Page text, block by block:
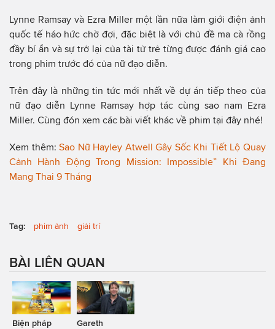
Lynne Ramsay và Ezra Miller một lần nữa làm giới điện ảnh
quốc tế háo hức chờ đợi, đặc biệt là với chủ đề ma cà rồng
đầy bí ẩn và sự trở lại của tài tử trẻ từng được đánh giá cao
trong phim trước đó của nữ đạo diễn.
Trên đây là những tin tức mới nhất về dự án tiếp theo của
nữ đạo diễn Lynne Ramsay hợp tác cùng sao nam Ezra
Miller. Cùng đón xem các bài viết khác về phim tại đây nhé!
Xem thêm:Sao Nữ Hayley Atwell Gây Sốc Khi Tiết Lộ Quay
Cảnh Hành Động Trong Mission: Impossible” Khi Đang
Mang Thai 9 Tháng
Tag: phim ảnh giải trí
BÀI LIÊN QUAN
Biện pháp
Gareth